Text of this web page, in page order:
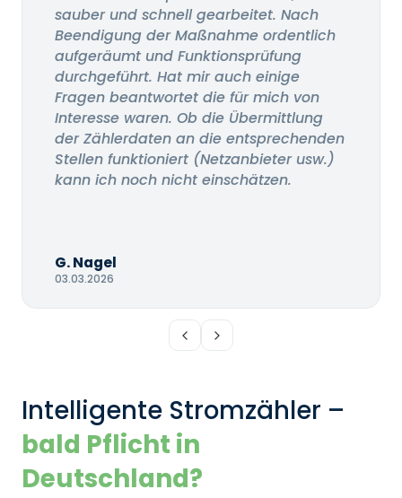
sauber und schnell gearbeitet. Nach
Beendigung der Maßnahme ordentlich
aufgeräumt und Funktionsprüfung
durchgeführt. Hat mir auch einige
Fragen beantwortet die für mich von
Interesse waren. Ob die Übermittlung
der Zählerdaten an die entsprechenden
Stellen funktioniert (Netzanbieter usw.)
kann ich noch nicht einschätzen.
G. Nagel
03.03.2026
Intelligente Stromzähler –
bald Pflicht in
Deutschland?